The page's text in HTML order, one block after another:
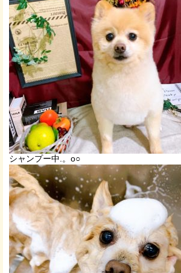
シャンプー中.。o○